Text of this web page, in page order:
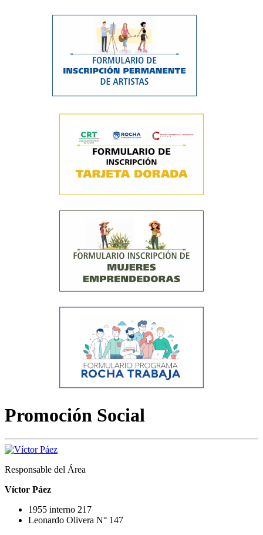
Promoción Social
Responsable del Área
Víctor Páez
1955 interno 217
Leonardo Olivera N° 147